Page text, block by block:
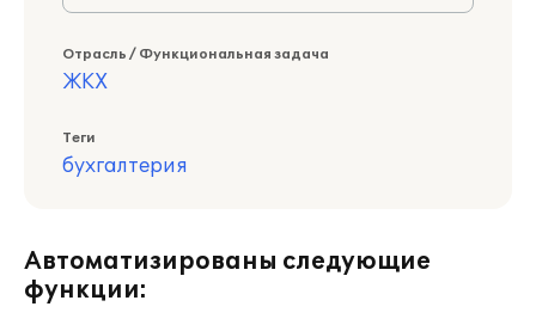
Отрасль / Функциональная задача
ЖКХ
Теги
бухгалтерия
Автоматизированы следующие
функции: